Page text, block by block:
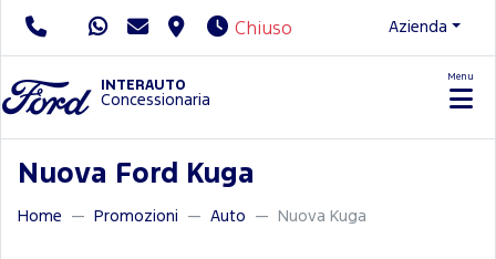
Chiuso Azienda
INTERAUTO
Concessionaria
Menu
Nuova Ford Kuga
Home Promozioni Auto Nuova Kuga